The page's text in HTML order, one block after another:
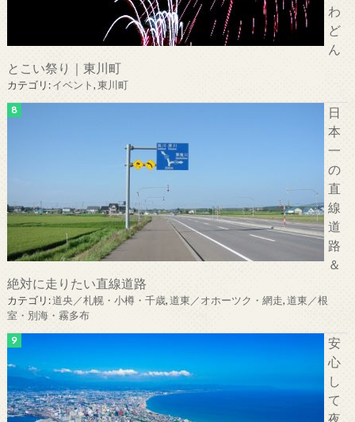
わ
ど
ん
とこい祭り｜東川町
カテゴリ:イベント,東川町
日
本
一
の
直
線
道
路
＆
絶対に走りたい直線道路
カテゴリ:道央／札幌・小樽・千歳,道東／オホーツク・網走,道東／根
室・別海・霧多布
安
心
し
て
夜